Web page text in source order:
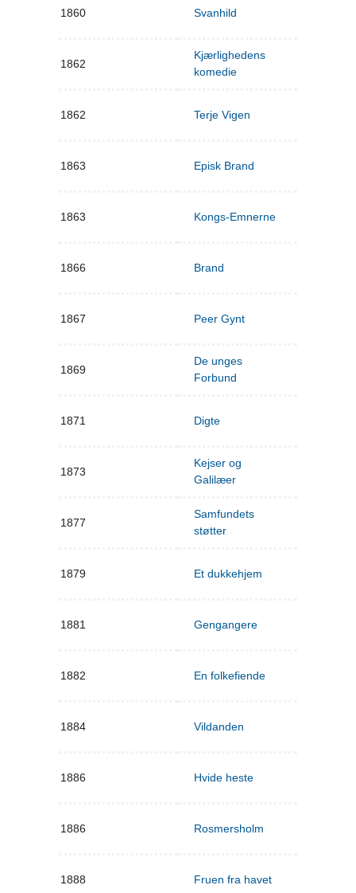
1860 Svanhild
1862
Kjærlighedens
komedie
1862 Terje Vigen
1863 Episk Brand
1863 Kongs-Emnerne
1866 Brand
1867 Peer Gynt
1869
De unges
Forbund
1871 Digte
1873
Kejser og
Galilæer
1877
Samfundets
støtter
1879 Et dukkehjem
1881 Gengangere
1882 En folkefiende
1884 Vildanden
1886 Hvide heste
1886 Rosmersholm
1888 Fruen fra havet